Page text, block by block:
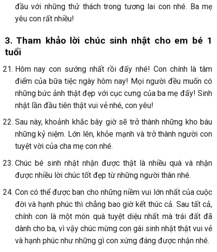
đầu với những thử thách trong tương lai con nhé. Ba mẹ
yêu con rất nhiều!
3. Tham khảo lời chúc sinh nhật cho em bé 1
tuổi
Hôm nay con sướng nhất rồi đấy nhé! Con chính là tâm
điểm của bữa tiệc ngày hôm nay! Mọi người đều muốn có
những bức ảnh thật đẹp với cục cưng của ba mẹ đấy! Sinh
nhật lần đầu tiên thật vui vẻ nhé, con yêu!
Sau này, khoảnh khắc bây giờ sẽ trở thành những kho báu
những kỷ niệm. Lớn lên, khỏe mạnh và trở thành người con
tuyệt vời của cha mẹ con nhé.
Chúc bé sinh nhật nhận được thật là nhiều quà và nhận
được nhiều lời chúc tốt đẹp từ những người thân nhé.
Con có thể được ban cho những niềm vui lớn nhất của cuộc
đời và hạnh phúc thì chẳng bao giờ kết thúc cả. Sau tất cả,
chính con là một món quà tuyệt diệu nhất mà trái đất đã
dành cho ba, vì vậy chúc mừng con gái sinh nhật thật vui vẻ
và hạnh phúc như những gì con xứng đáng được nhận nhé.